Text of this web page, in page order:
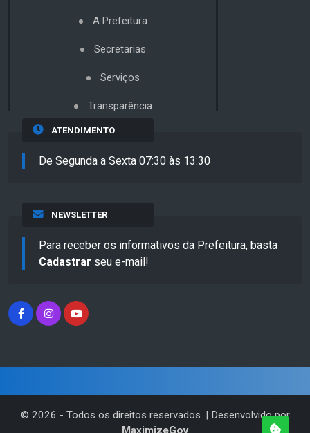
A Prefeitura
Secretarias
Serviços
Transparência
ATENDIMENTO
De Segunda a Sexta 07:30 às 13:30
NEWSLETTER
Para receber os informativos da Prefeitura, basta
Cadastrar seu e-mail!
© 2026 - Todos os direitos reservados. | Desenvolvido por
MaximizeGov